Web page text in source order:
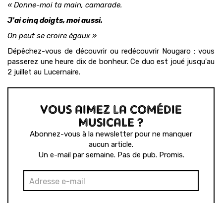
« Donne-moi ta main, camarade.
J'ai cinq doigts, moi aussi.
On peut se croire égaux »
Dépêchez-vous de découvrir ou redécouvrir Nougaro : vous
passerez une heure dix de bonheur. Ce duo est joué jusqu'au
2 juillet au Lucernaire.
VOUS AIMEZ LA COMÉDIE
MUSICALE ?
Abonnez-vous à la newsletter pour ne manquer
aucun article.
Un e-mail par semaine. Pas de pub. Promis.